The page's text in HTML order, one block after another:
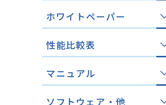
ホワイトペーパー
性能比較表
マニュアル
ソフトウェア・他